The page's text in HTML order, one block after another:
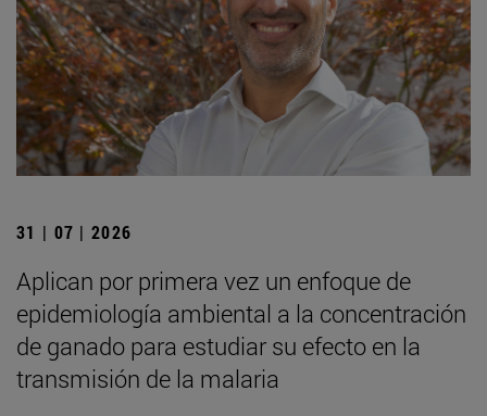
31 | 07 | 2026
Aplican por primera vez un enfoque de
epidemiología ambiental a la concentración
de ganado para estudiar su efecto en la
transmisión de la malaria